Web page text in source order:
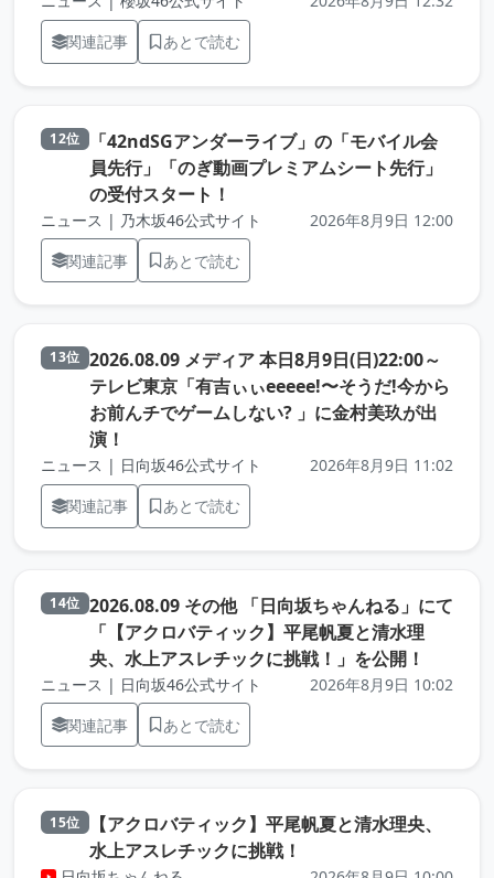
関連記事
あとで読む
12位
「42ndSGアンダーライブ」の「モバイル会
員先行」「のぎ動画プレミアムシート先行」
の受付スタート！
ニュース | 乃木坂46公式サイト
2026年8月9日 12:00
関連記事
あとで読む
13位 2026.08.09 メディア 本日8月9日(日)22:00～
テレビ東京「有吉ぃぃeeeee!〜そうだ!今から
お前んチでゲームしない? 」に金村美玖が出
演！
ニュース | 日向坂46公式サイト
2026年8月9日 11:02
関連記事
あとで読む
14位 2026.08.09 その他 「日向坂ちゃんねる」にて
「【アクロバティック】平尾帆夏と清水理
央、水上アスレチックに挑戦！」を公開！
ニュース | 日向坂46公式サイト
2026年8月9日 10:02
関連記事
あとで読む
15位
【アクロバティック】平尾帆夏と清水理央、
水上アスレチックに挑戦！